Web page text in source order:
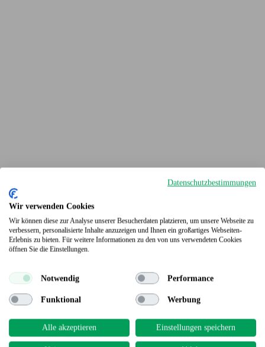
Terrassendielen
Datenschutzbestimmungen
Wir verwenden Cookies
Wir können diese zur Analyse unserer Besucherdaten platzieren, um unsere Webseite zu
verbessern, personalisierte Inhalte anzuzeigen und Ihnen ein großartiges Webseiten-
Erlebnis zu bieten. Für weitere Informationen zu den von uns verwendeten Cookies
öffnen Sie die Einstellungen.
Notwendig Performance
Funktional Werbung
Alle akzeptieren Einstellungen speichern